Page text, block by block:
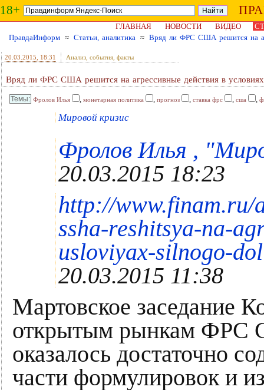
18+
ГЛАВНАЯ НОВОСТИ ВИДЕО
ПравдаИнформ ≈ Статьи, аналитика ≈ Вряд ли ФРС США решится на
20.03.2015 , 18:31 Анализ, события, факты
Вряд ли ФРС США решится на агрессивные действия в условиях
Фролов Илья , монетарная политика , прогноз , ставка фрс , сша ,
Мировой кризис
Фролов Илья ,
20.03.2015 18:23
http://www.finam.ru/
ssha-reshitsya-na-
usloviyax-silnogo-
20.03.2015 11:38
Мартовское заседание
открытым рынкам
оказалось достаточно
части формулировок и